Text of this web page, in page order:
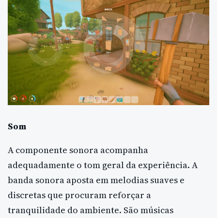
Som
A componente sonora acompanha
adequadamente o tom geral da experiência. A
banda sonora aposta em melodias suaves e
discretas que procuram reforçar a
tranquilidade do ambiente. São músicas